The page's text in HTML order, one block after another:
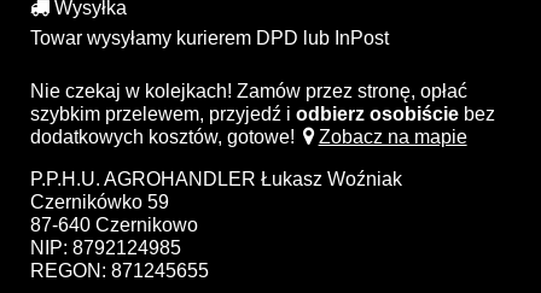
Wysyłka
Towar wysyłamy kurierem DPD lub InPost
Nie czekaj w kolejkach! Zamów przez stronę, opłać
szybkim przelewem, przyjedź i odbierz osobiście bez
dodatkowych kosztów, gotowe!
Zobacz na mapie
P.P.H.U. AGROHANDLER Łukasz Woźniak
Czernikówko 59
87-640 Czernikowo
NIP: 8792124985
REGON: 871245655